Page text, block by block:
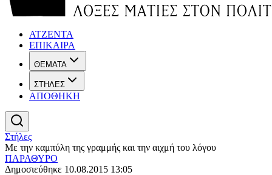
ΑΤΖΕΝΤΑ
ΕΠΙΚΑΙΡΑ
ΘΕΜΑΤΑ
ΣΤΗΛΕΣ
ΑΠΟΘΗΚΗ
Στήλες
Με την καμπύλη της γραμμής και την αιχμή του λόγου
ΠΑΡΑΘΥΡΟ
Δημοσιεύθηκε 10.08.2015 13:05